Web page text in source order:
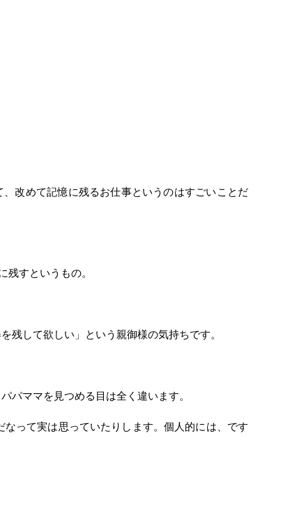
改めて記憶に残るお仕事というのはすごいことだ
すというもの。
残して欲しい」という親御様の気持ちです。
パママを見つめる目は全く違います。
って実は思っていたりします。個人的には、です